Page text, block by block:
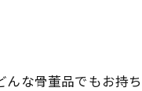
な骨董品でもお持